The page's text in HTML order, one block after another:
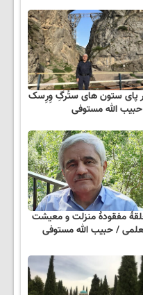
پای ستون های ستُرگِ وِرِسک
الله مستوفی
مفقودهٔ منزلت و معیشت
/ حبیب الله مستوفی